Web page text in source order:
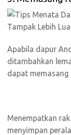
Apabila dapur
ditambahkan
dapat memasang
Menempatkan
menyimpan